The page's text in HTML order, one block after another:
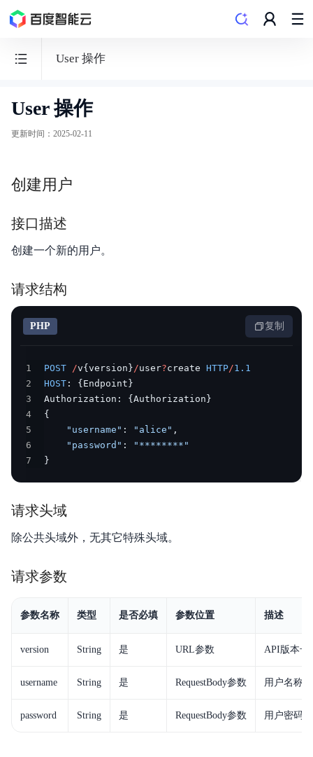
User 操作
向
量
库
发布记录
重要通知
关键特性
生态组件
购买指南
操作指南
最佳实践
Agent 记忆服务
User 操作
更新时间 ： 2025-02-11
创建用户
接口描述
创建一个新的用户。
请求结构
PHP 复制
1 POST /v{version} /user?create HTTP/1.1
2
HOST : {Endpoint}
3
Authorization : {Authorization}
4
{
5
"username" : "alice" ,
6
"password" :
"********"
7
}
请求头域
除公共头域外，无其它特殊头域。
请求参数
参数名称 类型 是否必填 参数位置 描述
version String 是 URL参数 API版本号
username String 是 RequestBody参数 用户名称。
password String 是 RequestBody参数 用户密码。